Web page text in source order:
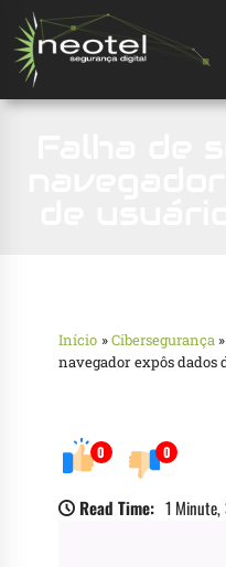
Início »Cibersegurança »
navegador expôs dados
0 0
Read Time: 1 Minute,